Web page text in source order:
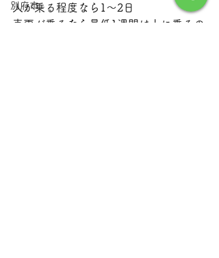
別府市
人が乗る程度なら1～2日
車両が乗るなら最低1週間は上に乗るの